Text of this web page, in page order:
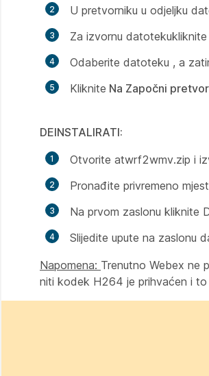
U pretvorniku u odjeljku
Za izvornu datotekukliknite
Odaberite datoteku , a
Kliknite Na Započni
DEINSTALIRATI:
Otvorite atwrf2wmv.zip i
Pronađite privremeno
Na prvom zaslonu kliknite
Slijedite upute na zaslonu
Napomena: Trenutno Webex ne
niti kodek H264 je prihvaćen i to